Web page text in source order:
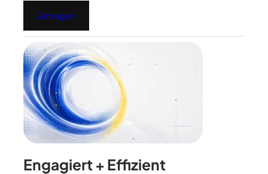
Anfragen
Engagiert + Effizient